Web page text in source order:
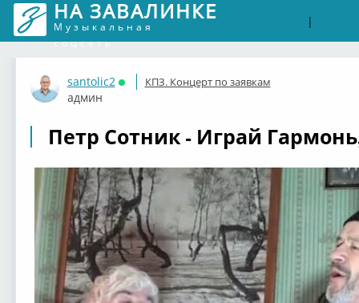
НА ЗАВАЛИНКЕ
Музыкальная
соцсеть
|
santolic2
Онлайн
админ
КПЗ. Концерт по заявкам
Петр Сотник - Играй